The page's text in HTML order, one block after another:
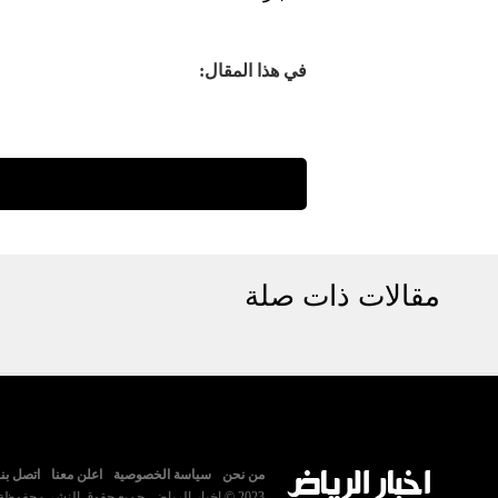
في هذا المقال:
مقالات ذات صلة
من نحن سياسة الخصوصية اعلن معنا
اتصل